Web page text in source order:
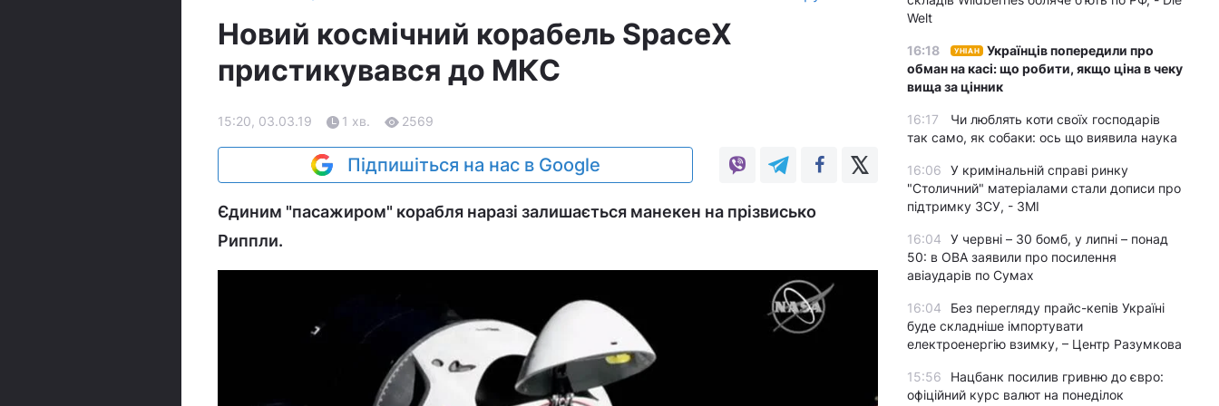
Новий космічний корабель SpaceX
пристикувався до МКС
15:20, 03.03.19 1 хв. 2569
Підпишіться на нас в Google
Єдиним "пасажиром" корабля наразі залишається манекен на прізвисько
Риппли.
Welt
16:18 УНІАН
Українців попередили про
обман на касі: що робити, якщо ціна в чеку
вища за цінник
16:17
Чи люблять коти своїх господарів
так само, як собаки: ось що виявила наука
16:06
У кримінальній справі ринку
"Столичний" матеріалами стали дописи про
підтримку ЗСУ, - ЗМІ
16:04
У червні – 30 бомб, у липні – понад
50: в ОВА заявили про посилення
авіаударів по Сумах
16:04
Без перегляду прайс-кепів Україні
буде складніше імпортувати
електроенергію взимку, – Центр Разумкова
15:56
Нацбанк посилив гривню до євро:
офіційний курс валют на понеділок